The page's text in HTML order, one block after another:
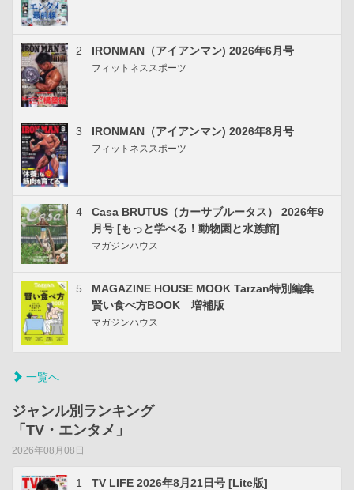
2 IRONMAN（アイアンマン) 2026年6月号
フィットネススポーツ
3 IRONMAN（アイアンマン) 2026年8月号
フィットネススポーツ
4
Casa BRUTUS（カーサブルータス） 2026年9
月号 [もっと学べる！動物園と水族館]
マガジンハウス
5
MAGAZINE HOUSE MOOK Tarzan特別編集
賢い食べ方BOOK 増補版
マガジンハウス
一覧へ
ジャンル別ランキング
「TV・エンタメ」
2026年08月08日
1 TV LIFE 2026年8月21日号 [Lite版]